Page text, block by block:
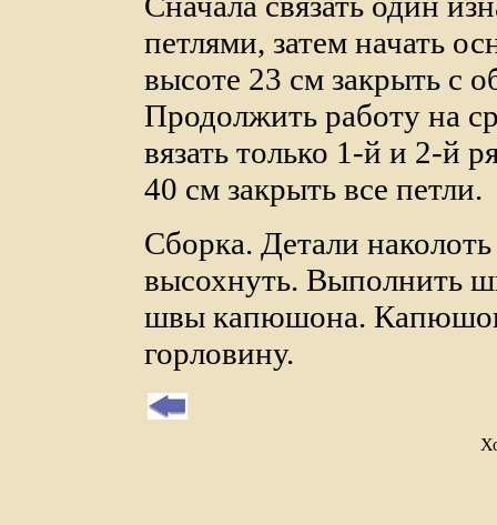
петлями, затем начать
высоте 23 см закрыть с
Продолжить работу на
вязать только 1-й и 2-й
40 см закрыть все петли.
Сборка. Детали
высохнуть. Выполнить
швы капюшона.
горловину.